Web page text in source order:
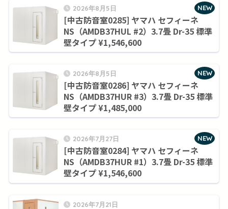
2026年8月5日
[中古防音室0285] ヤマハ セフィーネ
NS（AMDB37HUL #2）3.7畳 Dr-35 標準
壁タイプ ¥1,546,600
NEW
2026年8月5日
[中古防音室0286] ヤマハ セフィーネ
NS（AMDB37HUR #3）3.7畳 Dr-35 標準
壁タイプ ¥1,485,000
NEW
2026年7月27日
[中古防音室0284] ヤマハ セフィーネ
NS（AMDB37HUR #1）3.7畳 Dr-35 標準
壁タイプ ¥1,546,600
NEW
2026年7月21日